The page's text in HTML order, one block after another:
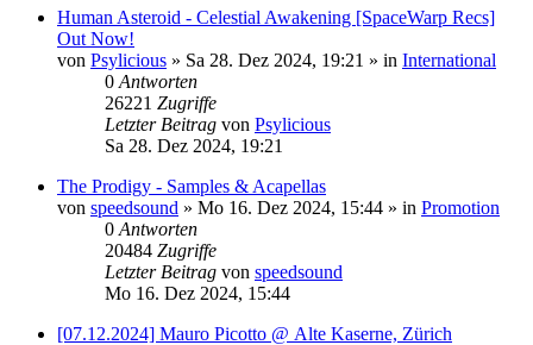
Human Asteroid - Celestial Awakening [SpaceWarp Recs]
Out Now!
von Psylicious » Sa 28. Dez 2024, 19:21 » in International
0 Antworten
26221 Zugriffe
Letzter Beitrag von Psylicious
Sa 28. Dez 2024, 19:21
The Prodigy - Samples & Acapellas
von speedsound » Mo 16. Dez 2024, 15:44 » in Promotion
0 Antworten
20484 Zugriffe
Letzter Beitrag von speedsound
Mo 16. Dez 2024, 15:44
[07.12.2024] Mauro Picotto @ Alte Kaserne, Zürich